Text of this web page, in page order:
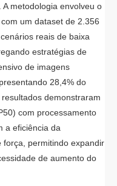
metodologia envolveu o
com um dataset de 2.356
reais de baixa
estratégias de
de imagens
28,4% do
demonstraram
com processamento
a eficiência da
permitindo expandir
de aumento do